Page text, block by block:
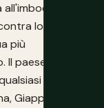
lo Stretto
più
paese ospita
altro
Giappone, Italia